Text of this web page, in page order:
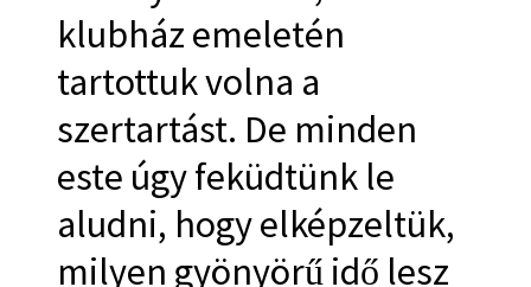
klubház emeletén
tartottuk volna a
szertartást. De minden
este úgy feküdtünk le
aludni, hogy elképzeltük,
milyen gyönyörű idő lesz